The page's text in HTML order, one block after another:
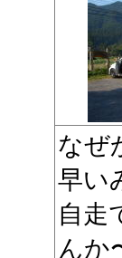
なぜ
早い
自走
んか